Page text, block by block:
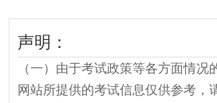
声明：
（一）由于考试政策等各方面情况
网站所提供的考试信息仅供参考，